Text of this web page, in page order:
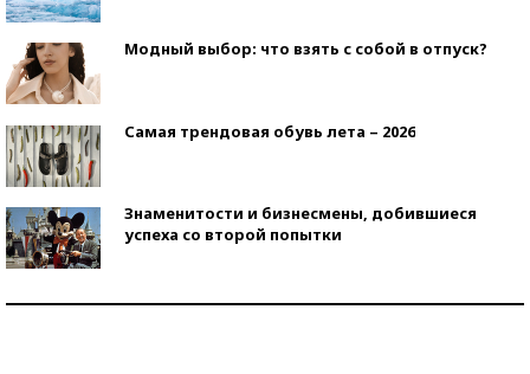
Модный выбор: что взять с собой в отпуск?
Самая трендовая обувь лета – 2026
Знаменитости и бизнесмены, добившиеся
успеха со второй попытки